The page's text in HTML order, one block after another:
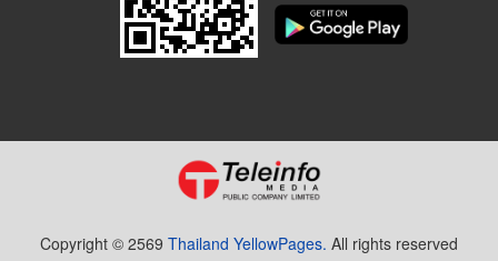
Copyright © 2569 Thailand YellowPages. All rights reserved